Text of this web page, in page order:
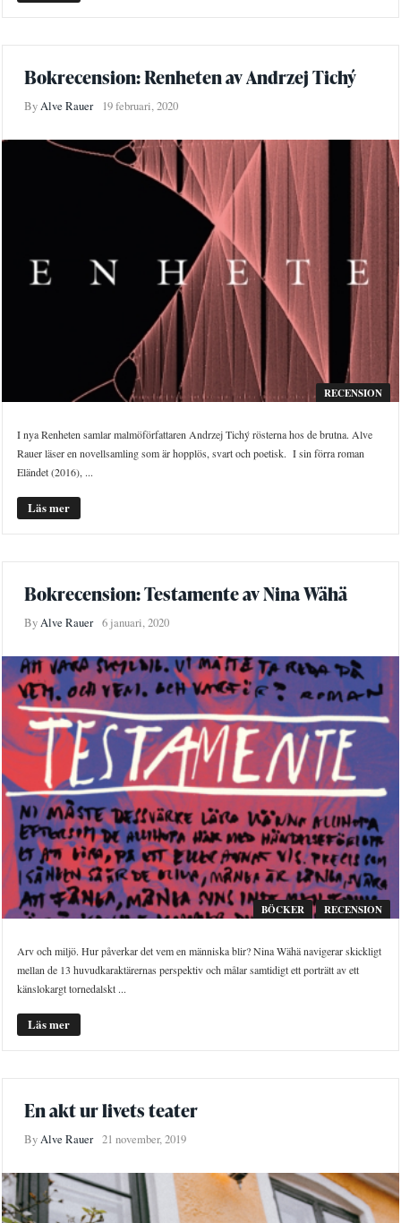
Bokrecension: Renheten av Andrzej Tichý
ByAlve Rauer 19 februari, 2020
RECENSION
I nya Renheten samlar malmöförfattaren Andrzej Tichý rösterna hos de brutna. Alve
Rauer läser en novellsamling som är hopplös, svart och poetisk. I sin förra roman
Eländet (2016), ...
Läs mer
Bokrecension: Testamente av Nina Wähä
ByAlve Rauer 6 januari, 2020
BÖCKER RECENSION
Arv och miljö. Hur påverkar det vem en människa blir? Nina Wähä navigerar skickligt
mellan de 13 huvudkaraktärernas perspektiv och målar samtidigt ett porträtt av ett
känslokargt tornedalskt ...
Läs mer
En akt ur livets teater
ByAlve Rauer 21 november, 2019